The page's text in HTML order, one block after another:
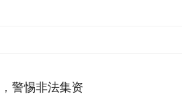
警惕非法集资